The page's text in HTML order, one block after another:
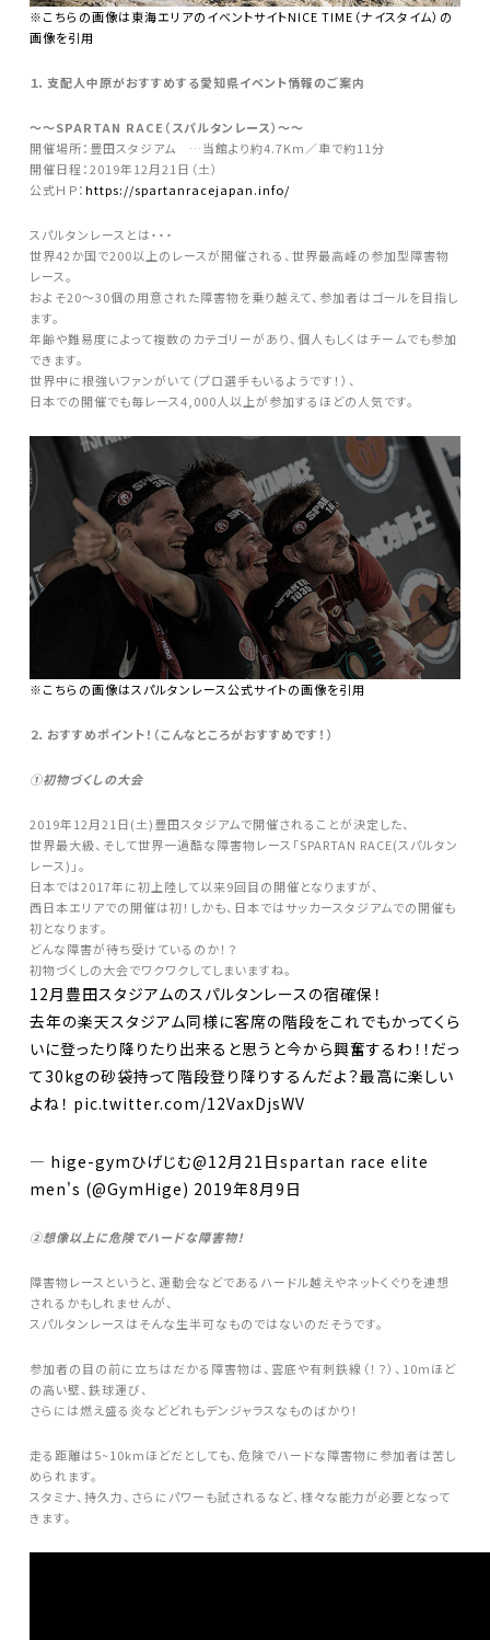
※こちらの画像は東海エリアのイベントサイトNICE TIME（ナイスタイム）の
画像を引用
１．支配人中原がおすすめする愛知県イベント情報のご案内
～～SPARTAN RACE（スパルタンレース）～～
開催場所：豊田スタジアム …当館より約4.7Km／車で約11分
開催日程：2019年12月21日（土）
公式ＨＰ：https://spartanracejapan.info/
スパルタンレースとは・・・
世界42か国で200以上のレースが開催される、世界最高峰の参加型障害物
レース。
およそ20〜30個の用意された障害物を乗り越えて、参加者はゴールを目指し
ます。
年齢や難易度によって複数のカテゴリーがあり、個人もしくはチームでも参加
できます。
世界中に根強いファンがいて（プロ選手もいるようです！）、
日本での開催でも毎レース4,000人以上が参加するほどの人気です。
※こちらの画像はスパルタンレース公式サイトの画像を引用
２．おすすめポイント！（こんなところがおすすめです！）
①初物づくしの大会
2019年12月21日(土)豊田スタジアムで開催されることが決定した、
世界最大級、そして世界一過酷な障害物レース「SPARTAN RACE(スパルタン
レース)」。
日本では2017年に初上陸して以来9回目の開催となりますが、
西日本エリアでの開催は初！しかも、日本ではサッカースタジアムでの開催も
初となります。
どんな障害が待ち受けているのか！？
初物づくしの大会でワクワクしてしまいますね。
12月豊田スタジアムのスパルタンレースの宿確保！
去年の楽天スタジアム同様に客席の階段をこれでもかってくら
いに登ったり降りたり出来ると思うと今から興奮するわ！！だっ
て30kgの砂袋持って階段登り降りするんだよ？最高に楽しい
よね！ pic.twitter.com/12VaxDjsWV
— hige-gymひげじむ@12月21日spartan race elite
men's (@GymHige) 2019年8月9日
②想像以上に危険でハードな障害物！
障害物レースというと、運動会などであるハードル越えやネットくぐりを連想
されるかもしれませんが、
スパルタンレースはそんな生半可なものではないのだそうです。
参加者の目の前に立ちはだかる障害物は、雲底や有刺鉄線（！？）、10mほど
の高い壁、鉄球運び、
さらには燃え盛る炎などどれもデンジャラスなものばかり！
走る距離は5~10kmほどだとしても、危険でハードな障害物に参加者は苦し
められます。
スタミナ、持久力、さらにパワーも試されるなど、様々な能力が必要となって
きます。